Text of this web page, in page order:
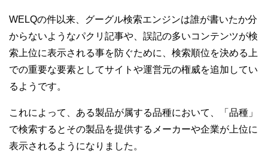
WELQの件以来、グーグル検索エンジンは誰が書いたか分
からないようなパクリ記事や、誤記の多いコンテンツが検
索上位に表示される事を防ぐために、検索順位を決める上
での重要な要素としてサイトや運営元の権威を追加してい
るようです。
これによって、ある製品が属する品種において、「品種」
で検索するとその製品を提供するメーカーや企業が上位に
表示されるようになりました。